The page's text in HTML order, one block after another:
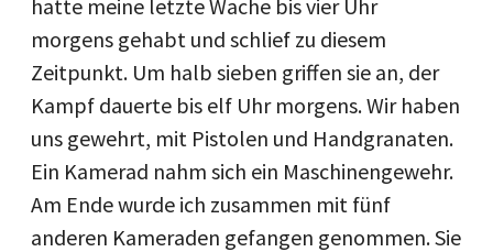
hatte meine letzte Wache bis vier Uhr
morgens gehabt und schlief zu diesem
Zeitpunkt. Um halb sieben griffen sie an, der
Kampf dauerte bis elf Uhr morgens. Wir haben
uns gewehrt, mit Pistolen und Handgranaten.
Ein Kamerad nahm sich ein Maschinengewehr.
Am Ende wurde ich zusammen mit fünf
anderen Kameraden gefangen genommen. Sie